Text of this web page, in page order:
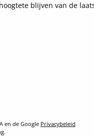
blijven van de
en de Google Privacybeleid